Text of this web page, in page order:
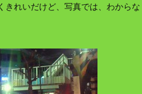
きれいだけど、写真では、わからな